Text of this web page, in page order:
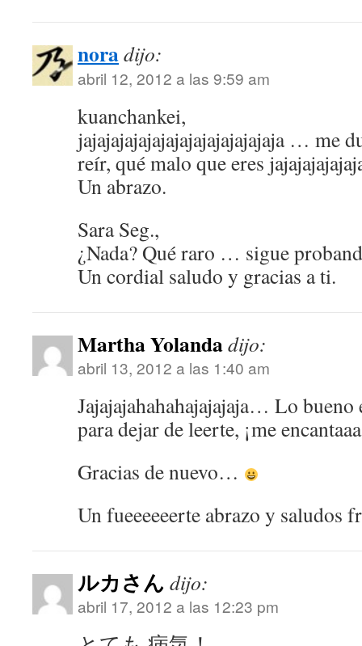
noradijo:
abril 12, 2012 a las 9:59 am
kuanchankei,
jajajajajajajajajajajajajajaja … me
reír, qué malo que eres
Un abrazo.
Sara Seg.,
¿Nada? Qué raro … sigue
Un cordial saludo y gracias a ti.
Martha Yolandadijo:
abril 13, 2012 a las 1:40 am
Jajajajahahahajajajaja… Lo bueno
para dejar de leerte, ¡me
Gracias de nuevo…
Un fueeeeeerte abrazo y saludos
ルカさん dijo:
abril 17, 2012 a las 12:23 pm